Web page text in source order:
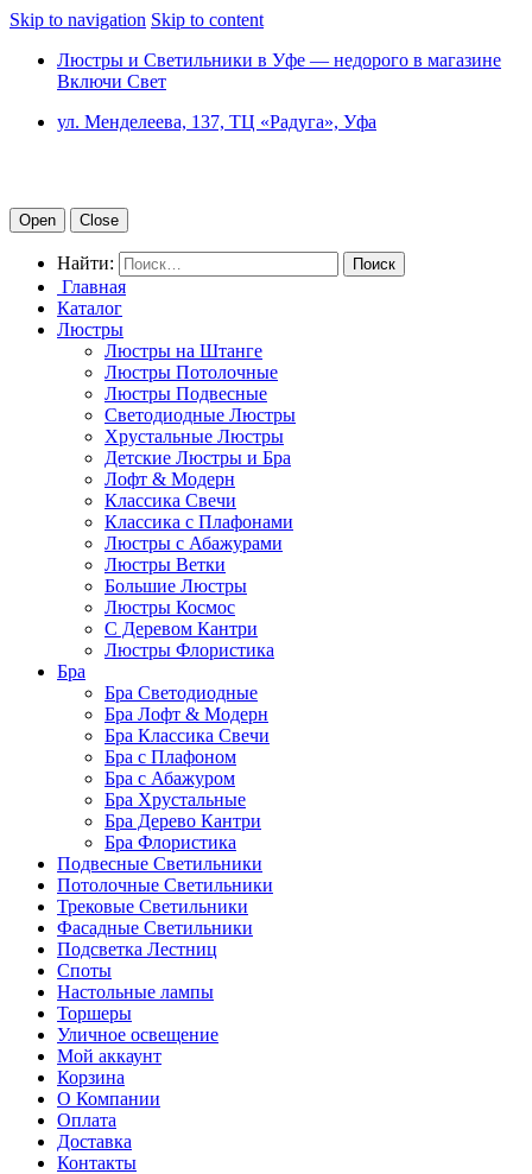
Skip to navigation Skip to content
Люстры и Светильники в Уфе — недорого в магазине
Включи Свет
ул. Менделеева, 137, ТЦ «Радуга», Уфа
Open Close
Найти:
Главная
Каталог
Люстры
Люстры на Штанге
Люстры Потолочные
Люстры Подвесные
Светодиодные Люстры
Хрустальные Люстры
Детские Люстры и Бра
Лофт & Модерн
Классика Свечи
Классика с Плафонами
Люстры с Абажурами
Люстры Ветки
Большие Люстры
Люстры Космос
С Деревом Кантри
Люстры Флористика
Бра
Бра Светодиодные
Бра Лофт & Модерн
Бра Классика Свечи
Бра с Плафоном
Бра с Абажуром
Бра Хрустальные
Бра Дерево Кантри
Бра Флористика
Подвесные Светильники
Потолочные Светильники
Трековые Светильники
Фасадные Светильники
Подсветка Лестниц
Споты
Настольные лампы
Торшеры
Уличное освещение
Мой аккаунт
Корзина
О Компании
Оплата
Доставка
Контакты